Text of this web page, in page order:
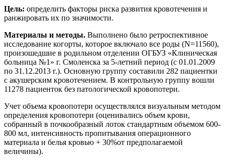
Цель: определить факторы риска развития кровотечения и
ранжировать их по значимости.
Материалы и методы. Выполнено было ретроспективное
исследование когорты, которое включало все роды (N=11560),
произошедшие в родильном отделении ОГБУЗ «Клиническая
больница №1» г. Смоленска за 5-летний период (с 01.01.2009
по 31.12.2013 г.). Основную группу составили 282 пациентки
с акушерским кровотечением. В контрольную группу вошли
11278 пациенток без патологической кровопотери.
Учет объема кровопотери осуществлялся визуальным методом
определения кровопотери (оценивались объем крови,
собранный в почкообразный лоток стандартным объемом 600-
800 мл, интенсивность пропитывания операционного
материала и белья кровью + 30%от предполагаемой
величины).